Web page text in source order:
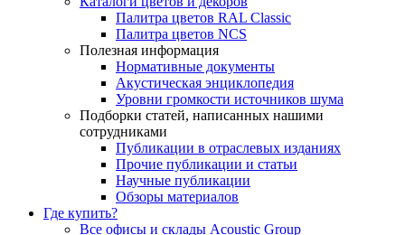
Палитра цветов RAL Сlassic
Палитра цветов NCS
Полезная информация
Нормативные документы
Акустическая энциклопедия
Уровни громкости источников шума
Подборки статей, написанных нашими
сотрудниками
Публикации в отраслевых изданиях
Прочие публикации и статьи
Научные публикации
Обзоры материалов
Где купить?
Все офисы и склады Acoustic Group